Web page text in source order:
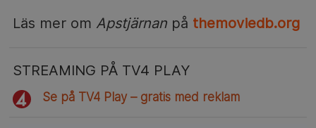
Läs mer om Apstjärnanpå themoviedb.org
STREAMING PÅ TV4 PLAY
Se på TV4 Play – gratis med reklam